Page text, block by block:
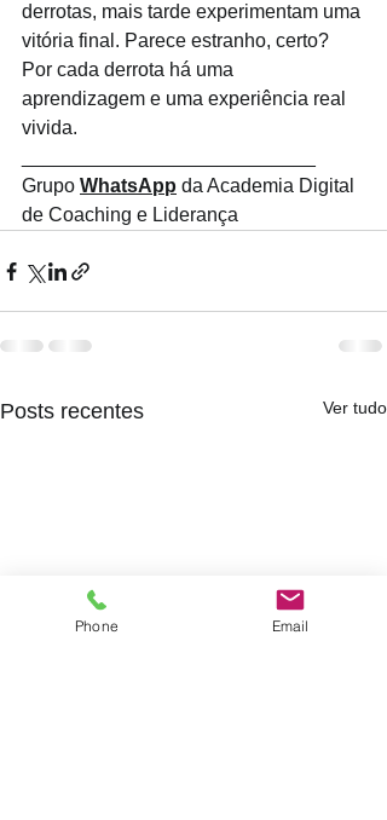
derrotas, mais tarde experimentam uma
vitória final. Parece estranho, certo?
Por cada derrota há uma
aprendizagem e uma experiência real
vivida.
Grupo WhatsApp da Academia Digital
de Coaching e Liderança
Posts recentes Ver tudo
Phone Email